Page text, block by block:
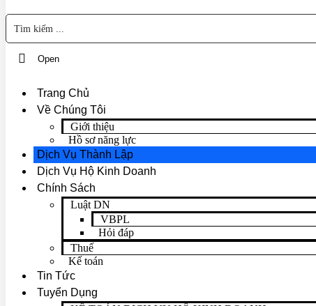
Open
Trang Chủ
Về Chúng Tôi
Giới thiệu
Hồ sơ năng lực
Dịch Vụ Thành Lập
Dịch Vụ Hộ Kinh Doanh
Chính Sách
Luật DN
VBPL
Hỏi đáp
Thuế
Kế toán
Tin Tức
Tuyển Dụng